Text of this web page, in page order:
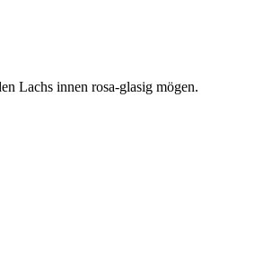
Lachs innen rosa-glasig mögen.